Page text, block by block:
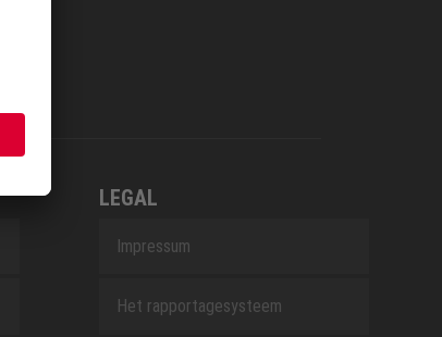
LEGAL
Impressum
Het rapportagesysteem